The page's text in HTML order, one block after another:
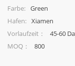
Farbe: Green
Hafen: Xiamen
Vorlaufzeit：
45-60
MOQ：
800